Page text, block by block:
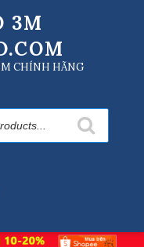
3M
CHÍNH HÃNG